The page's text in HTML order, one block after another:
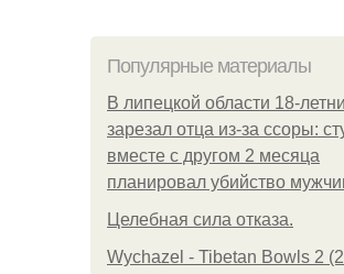
Популярные материалы
В липецкой области 18-
зарезал отца из-за ссоры:
вместе с другом 2 месяца
планировал убийство
Целебная сила отказа.
Wychazel - Tibetan Bowls 2